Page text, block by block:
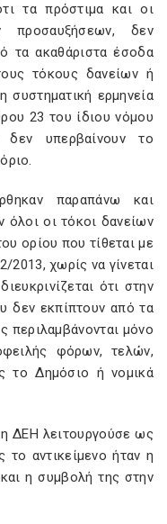
τα πρόστιμα και οι
προσαυξήσεων, δεν
τα ακαθάριστα έσοδα
τόκους δανείων ή
ερμηνεία
23 του ίδιου νόμου
υπερβαίνουν το
παραπάνω και
όλοι οι τόκοι δανείων
ορίου που τίθεται με
2013, χωρίς να γίνεται
ότι στην
δεν εκπίπτουν από τα
περιλαμβάνονται μόνο
φόρων, τελών,
το Δημόσιο ή νομικά
ΔΕΗ λειτουργούσε ως
το αντικείμενο ήταν η
η συμβολή της στην